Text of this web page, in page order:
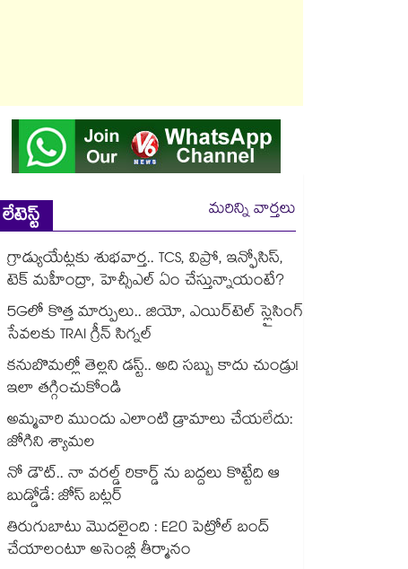
లేటెస్ట్
మరిన్ని వార్తలు
గ్రాడ్యుయేట్లకు శుభవార్త.. TCS, విప్రో, ఇన్ఫోసిస్,
టెక్ మహీంద్రా, హెచ్సీఎల్ ఏం చేస్తున్నాయంటే?
5Gలో కొత్త మార్పులు.. జియో, ఎయిర్‌టెల్ స్లైసింగ్
సేవలకు TRAI గ్రీన్ సిగ్నల్
కనుబొమల్లో తెల్లని డస్ట్.. అది సబ్బు కాదు చుండ్రు!
ఇలా తగ్గించుకోండి
అమ్మవారి ముందు ఎలాంటి డ్రామాలు చేయలేదు:
జోగిని శ్యామల
నో డౌట్.. నా వరల్డ్ రికార్డ్ ను బద్దలు కొట్టేది ఆ
బుడ్డోడే: జోస్ బట్లర్
తిరుగుబాటు మొదలైంది : E20 పెట్రోల్ బంద్
చేయాలంటూ అసెంబ్లీ తీర్మానం